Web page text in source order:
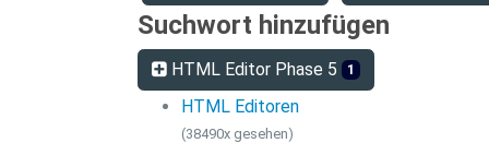
Suchwort hinzufügen
HTML Editor Phase 5 1
HTML Editoren
(38490x gesehen)